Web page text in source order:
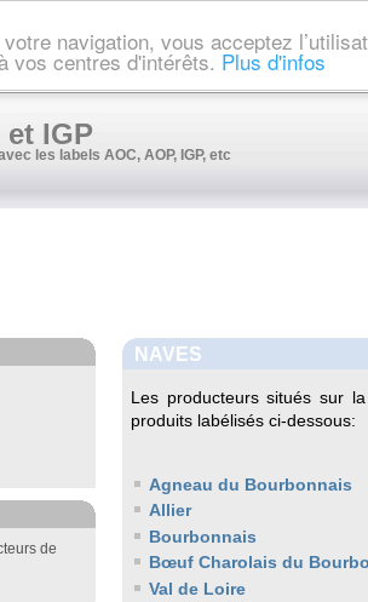
navigation, vous acceptez
vos centres d'intérêts. Plus d'infos
et IGP
les labels AOC, AOP, IGP, etc
de
NAVES
Les producteurs situés sur
produits labélisés ci-dessous:
Agneau du Bourbonnais
Allier
Bourbonnais
Bœuf Charolais du
Val de Loire